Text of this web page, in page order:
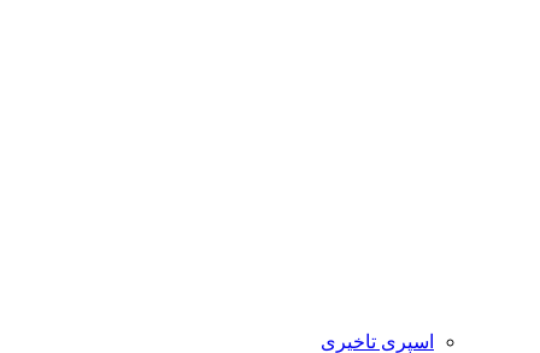
اسپری تاخیری